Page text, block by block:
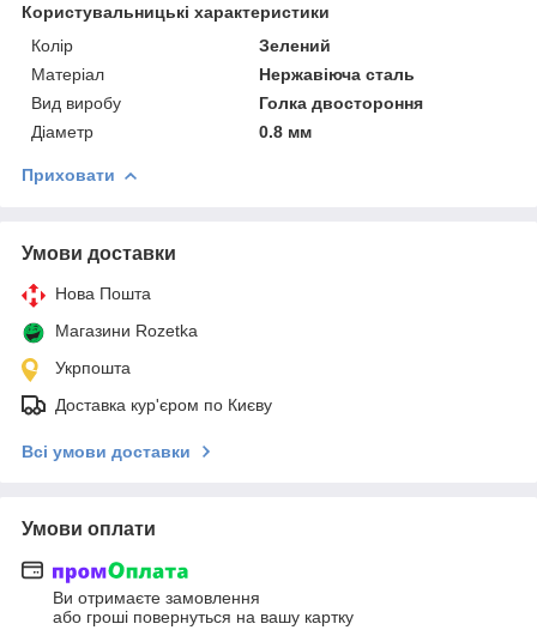
Користувальницькі характеристики
Колір
Зелений
Матеріал
Нержавіюча сталь
Вид виробу
Голка двостороння
Діаметр
0.8 мм
Приховати
Умови доставки
Нова Пошта
Магазини Rozetka
Укрпошта
Доставка кур'єром по Києву
Всі умови доставки
Умови оплати
Ви отримаєте замовлення
або гроші повернуться на вашу картку